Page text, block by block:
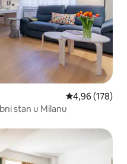
Prosječna
4,96 (178)
stan u Milanu